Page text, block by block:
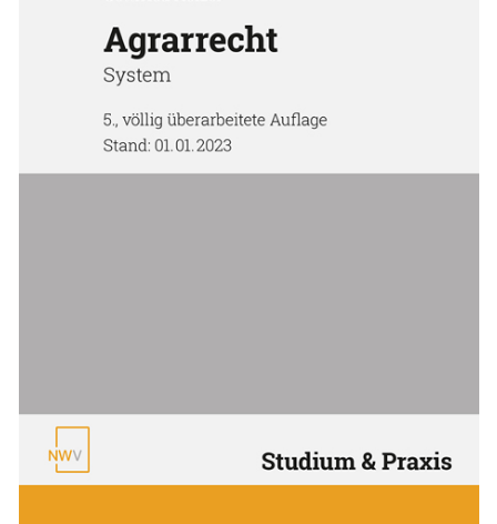
Skip to main content